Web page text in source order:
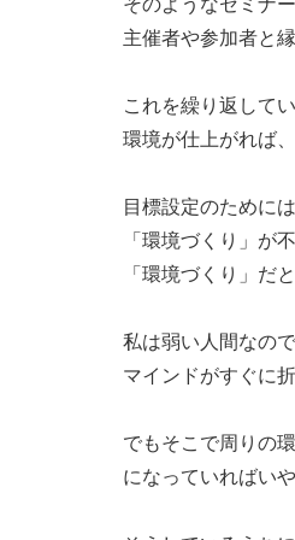
主催者や参加者と
これを繰り返して
環境が仕上がれば
目標設定のために
「環境づくり」が
「環境づくり」だ
私は弱い人間なので
マインドがすぐに
でもそこで周りの
になっていればい